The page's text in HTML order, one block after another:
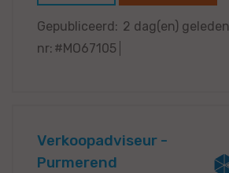
Gepubliceerd: 2 dag(en) geleden
nr: #MO67105
Verkoopadviseur -
Purmerend